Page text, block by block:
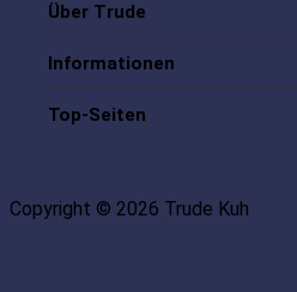
Über Trude
Informationen
Top-Seiten
Copyright © 2026 Trude Kuh